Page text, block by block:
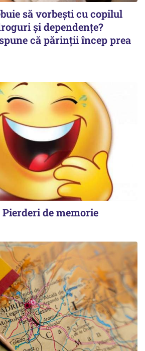
să vorbești cu copilul
și dependențe?
că părinții încep prea
Pierderi de memorie